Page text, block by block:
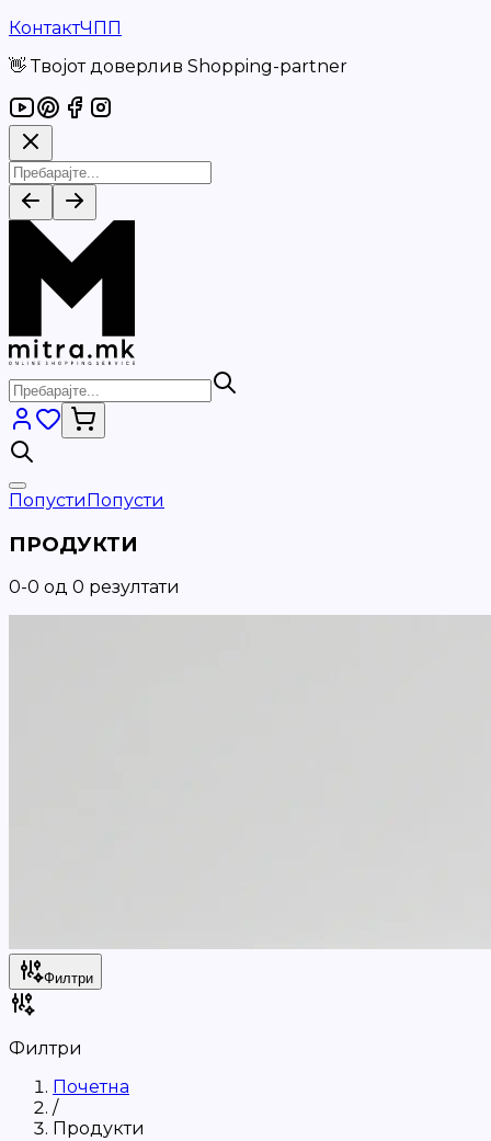
КонтактЧПП
👋 Твојот доверлив Shopping-partner
ПопустиПопусти
ПРОДУКТИ
0-0 од 0 резултати
Филтри
Филтри
Почетна
/
Продукти